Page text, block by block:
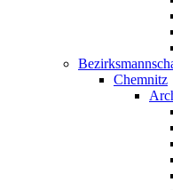
Chemnitz